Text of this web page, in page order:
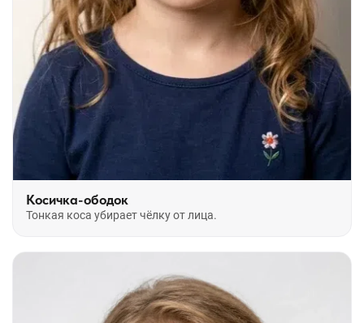
Косичка-ободок
Тонкая коса убирает чёлку от лица.